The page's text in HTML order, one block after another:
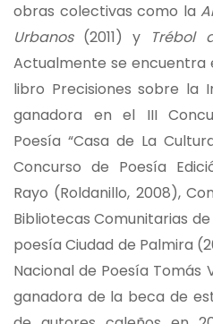
obras colectivas como la
Urbanos(2011) y Trébol
Actualmente se encuentra
libro Precisiones sobre la
ganadora en el III
Poesía “Casa de La
Concurso de Poesía
Rayo (Roldanillo, 2008),
Bibliotecas Comunitarias de
poesía Ciudad de Palmira
Nacional de Poesía Tomás
ganadora de la beca de